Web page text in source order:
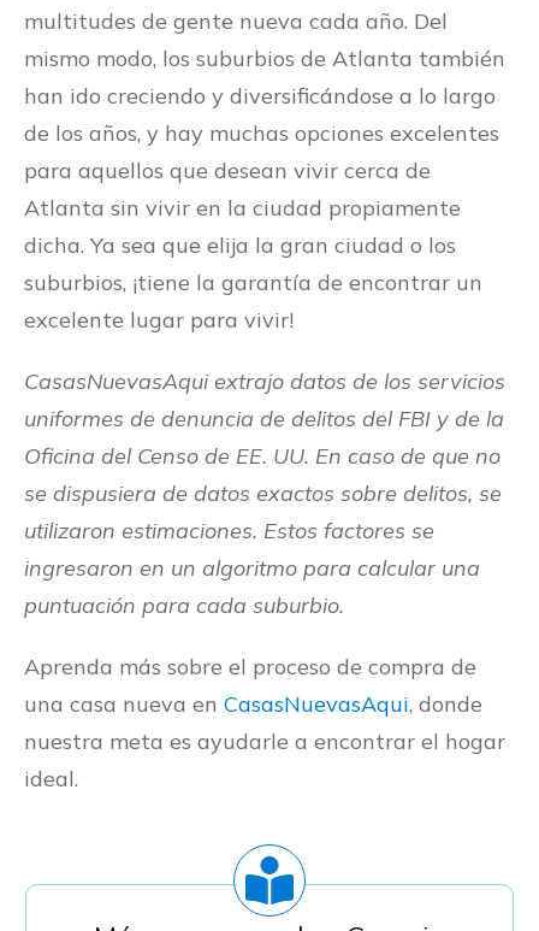
multitudes de gente nueva cada año. Del
mismo modo, los suburbios de Atlanta también
han ido creciendo y diversificándose a lo largo
de los años, y hay muchas opciones excelentes
para aquellos que desean vivir cerca de
Atlanta sin vivir en la ciudad propiamente
dicha. Ya sea que elija la gran ciudad o los
suburbios, ¡tiene la garantía de encontrar un
excelente lugar para vivir!
CasasNuevasAqui extrajo datos de los servicios
uniformes de denuncia de delitos del FBI y de la
Oficina del Censo de EE. UU. En caso de que no
se dispusiera de datos exactos sobre delitos, se
utilizaron estimaciones. Estos factores se
ingresaron en un algoritmo para calcular una
puntuación para cada suburbio.
Aprenda más sobre el proceso de compra de
una casa nueva en CasasNuevasAqui, donde
nuestra meta es ayudarle a encontrar el hogar
ideal.